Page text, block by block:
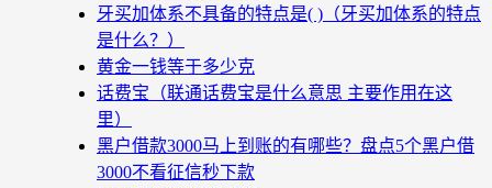
牙买加体系不具备的特点是( )（牙买加体系的特点
是什么？）
黄金一钱等于多少克
话费宝（联通话费宝是什么意思 主要作用在这
里）
黑户借款3000马上到账的有哪些？盘点5个黑户借
3000不看征信秒下款